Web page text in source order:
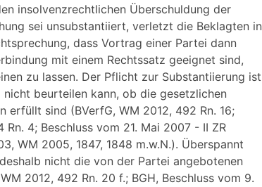
insolvenzrechtlichen Überschuldung der
sei unsubstantiiert, verletzt die Beklagten in
dass Vortrag einer Partei dann
mit einem Rechtssatz geeignet sind,
zu lassen. Der Pflicht zur Substantiierung ist
beurteilen kann, ob die gesetzlichen
erfüllt sind (BVerfG, WM 2012, 492 Rn. 16;
4; Beschluss vom 21. Mai 2007 - II ZR
WM 2005, 1847, 1848 m.w.N.). Überspannt
nicht die von der Partei angebotenen
2012, 492 Rn. 20 f.; BGH, Beschluss vom 9.